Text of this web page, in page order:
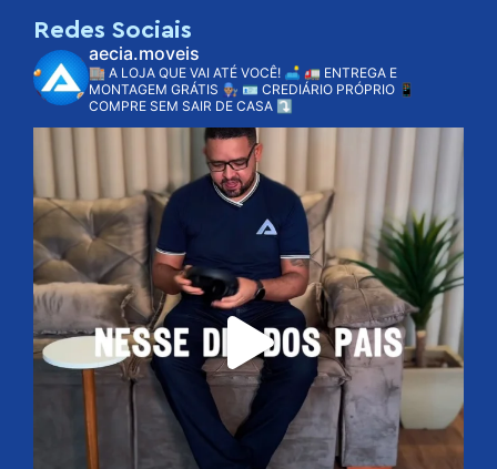
Redes Sociais
aecia.moveis
🏬 A LOJA QUE VAI ATÉ VOCÊ! 🛋️ 🚛 ENTREGA E
MONTAGEM GRÁTIS 👨🏽‍🔧 🪪 CREDIÁRIO PRÓPRIO 📱
COMPRE SEM SAIR DE CASA ⤵️